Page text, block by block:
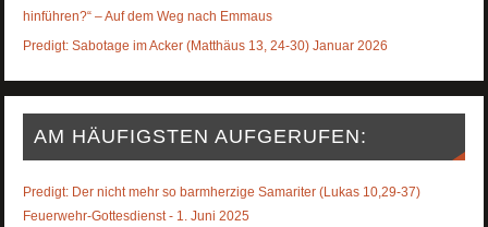
hinführen?“ – Auf dem Weg nach Emmaus
Predigt: Sabotage im Acker (Matthäus 13, 24-30) Januar 2026
AM HÄUFIGSTEN AUFGERUFEN:
Predigt: Der nicht mehr so barmherzige Samariter (Lukas 10,29-37)
Feuerwehr-Gottesdienst - 1. Juni 2025